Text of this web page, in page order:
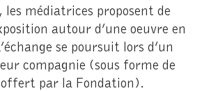
les médiatrices proposent de
autour d’une oeuvre en
se poursuit lors d’un
compagnie (sous forme de
par la Fondation).